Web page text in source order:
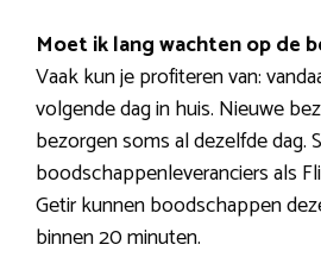
Moet ik lang wachten op de
Vaak kun je profiteren van:
volgende dag in huis. Nieuwe
bezorgen soms al dezelfde dag.
boodschappenleveranciers als
Getir kunnen boodschappen
binnen 20 minuten.